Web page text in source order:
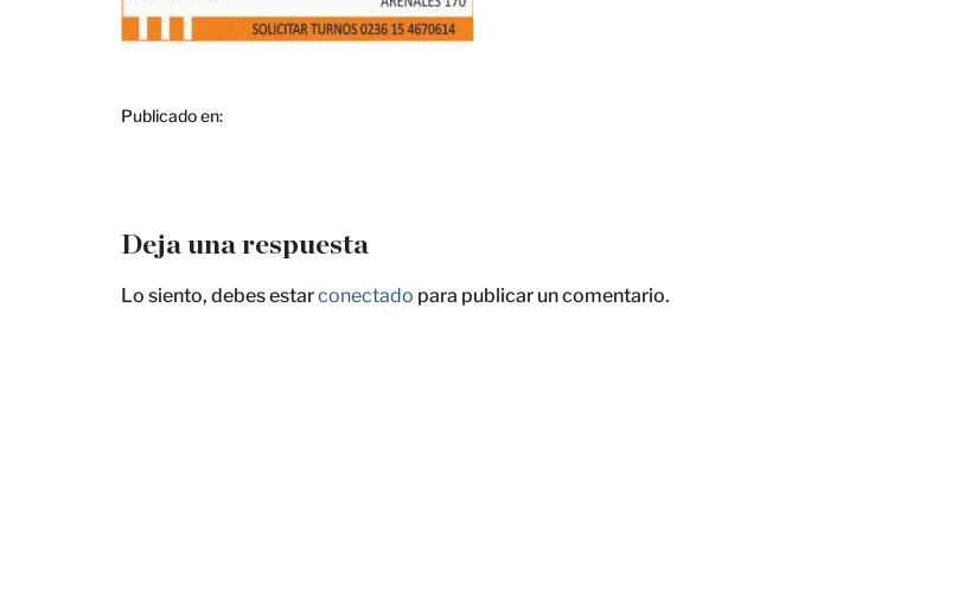
Publicado en:
Deja una respuesta
Lo siento, debes estarconectado para publicar un comentario.